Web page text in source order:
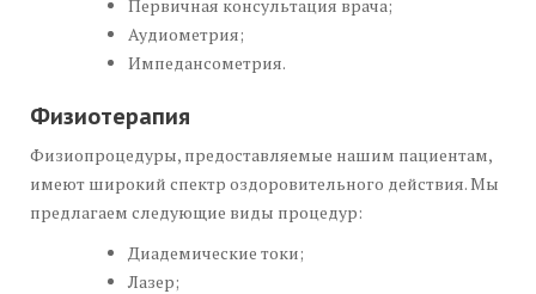
Первичная консультация врача;
Аудиометрия;
Импедансометрия.
Физиотерапия
Физиопроцедуры, предоставляемые нашим пациентам,
имеют широкий спектр оздоровительного действия. Мы
предлагаем следующие виды процедур:
Диадемические токи;
Лазер;